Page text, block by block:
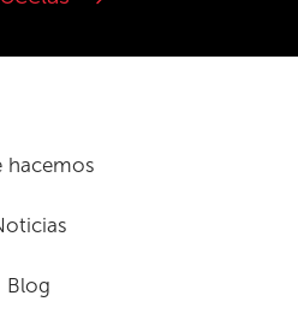
hacemos
Blog